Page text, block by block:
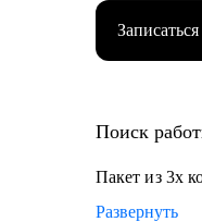
Записаться
Поиск
Пакет из 3х
Развернуть